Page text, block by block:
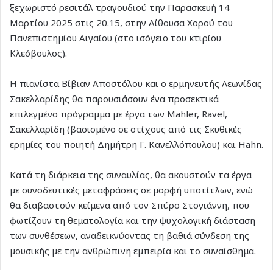
ξεχωριστό ρεσιτάλ τραγουδιού την Παρασκευή 14
Μαρτίου 2025 στις 20.15, στην Αίθουσα Χορού του
Πανεπιστημίου Αιγαίου (στο ισόγειο του κτιρίου
Κλεόβουλος).
Η πιανίστα Βίβιαν Αποστόλου και ο ερμηνευτής Λεωνίδας
Σακελλαρίδης θα παρουσιάσουν ένα προσεκτικά
επιλεγμένο πρόγραμμα με έργα των Mahler, Ravel,
Σακελλαρίδη (βασισμένο σε στίχους από τις Σκυθικές
ερημίες του ποιητή Δημήτρη Γ. Κανελλόπουλου) και Hahn.
Κατά τη διάρκεια της συναυλίας, θα ακουστούν τα έργα
με συνοδευτικές μεταφράσεις σε μορφή υποτίτλων, ενώ
θα διαβαστούν κείμενα από τον Σπύρο Στογιάννη, που
φωτίζουν τη θεματολογία και την ψυχολογική διάσταση
των συνθέσεων, αναδεικνύοντας τη βαθιά σύνδεση της
μουσικής με την ανθρώπινη εμπειρία και το συναίσθημα.